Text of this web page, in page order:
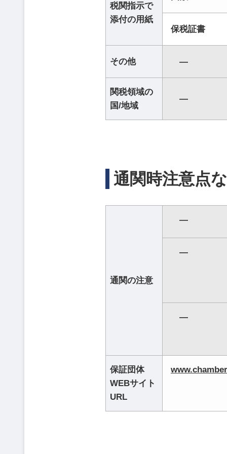
税関指示で
添付の用紙
保税証書
その他 ―
関税領域の
国/地域
―
通関時注意点
通関の注意
―
―
―
保証団体
WEBサイト
URL